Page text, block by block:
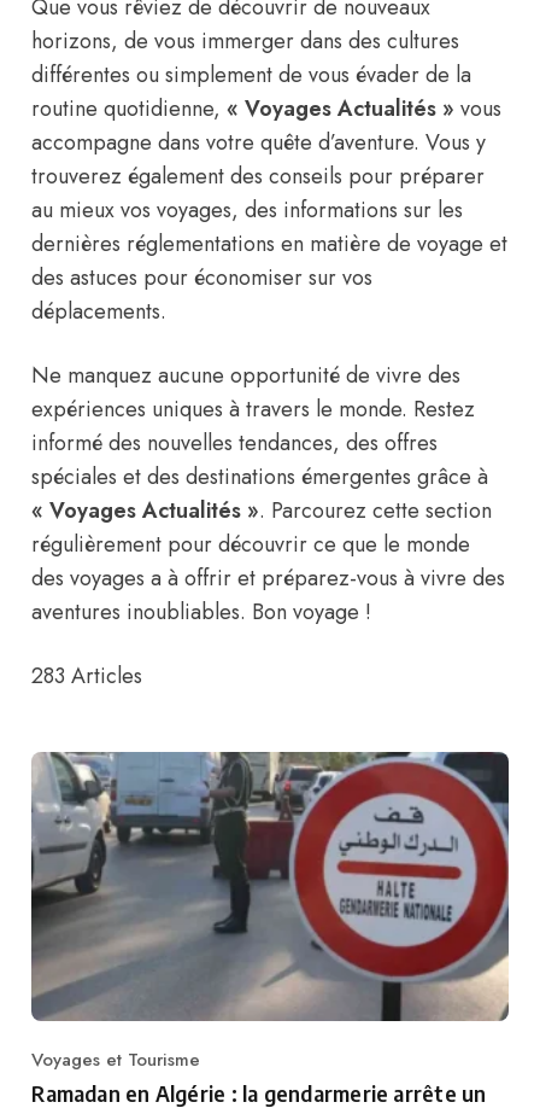
Que vous rêviez de découvrir de nouveaux
horizons, de vous immerger dans des cultures
différentes ou simplement de vous évader de la
routine quotidienne,« Voyages Actualités » vous
accompagne dans votre quête d’aventure. Vous y
trouverez également des conseils pour préparer
au mieux vos voyages, des informations sur les
dernières réglementations en matière de voyage et
des astuces pour économiser sur vos
déplacements.
Ne manquez aucune opportunité de vivre des
expériences uniques à travers le monde. Restez
informé des nouvelles tendances, des offres
spéciales et des destinations émergentes grâce à
« Voyages Actualités ». Parcourez cette section
régulièrement pour découvrir ce que le monde
des voyages a à offrir et préparez-vous à vivre des
aventures inoubliables. Bon voyage !
283 Articles
Category
Voyages et Tourisme
Ramadan en Algérie : la gendarmerie arrête un